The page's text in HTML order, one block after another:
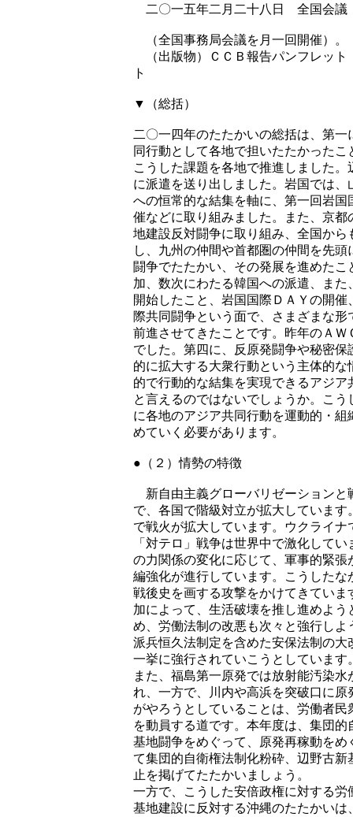
二〇一五年二月二十八日 全国会議
（全国事務局会議を月一回開催）。
（出版物）ＣＣＢ報告パンフレッ
ト
▼（総括）
二〇一四年のたたかいの総括は、第
同行動として各地で担いたたかった
こうした課題を各地で推進しました
に派遣を送り出しました。岩国では
への恒常的な結集を軸に、第一回岩
催などに取り組みました。また、京
地建設反対闘争に取り組み、全国か
し、九州の仲間や首都圏の仲間を先
闘争でたたかい、その発展を進めた
加、数次にわたる韓国への派遣、ま
開始したこと、岩国国際ＤＡＹの開
際共同闘争という面で、さまざまな
前進させてきたことです。昨年のＡ
でした。第四に、反原発闘争や秘密
的に拡大する大衆行動という主体的
的で行動的な結集を実現できるアジ
と言えるのではないでしょうか。こ
に各地のアジア共同行動を運動的・
めていく必要があります。
●（２）情勢の特徴
新自由主義グローバリゼーションと
で、各国で階級対立が拡大していま
で戦火が拡大しています。ウクライ
「対テロ」戦争は世界中で激化して
の力関係の変化に応じて、軍事的緊
編強化が進行しています。こうした
戦後史を画する攻撃をかけてきてい
加によって、生活破壊を推し進めよ
め、労働法制の改悪も次々と強行し
派兵恒久法制定を含めた安保法制の
一挙に強行されていこうとしていま
また、福島第一原発では放射能汚染
れ、一方で、川内や高浜を突破口に
がやろうとしていることは、労働者
を動員する道です。本年度は、集団
基地闘争をめぐって、原発再稼動を
て集団的自衛権法制化粉砕、辺野古
止を掲げてたたかいましょう。
一方で、こうした安倍政権に対する
基地建設に反対する沖縄のたたかい